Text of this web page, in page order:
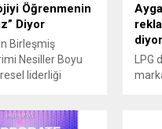
Öğrenmenin
Diyor
Birleşmiş
Nesiller Boyu
liderliği
kapsamında
diyor